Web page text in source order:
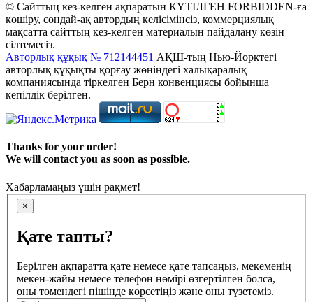
© Сайттың кез-келген ақпаратын КҮТІЛГЕН FORBIDDEN-ға
көшіру, сондай-ақ автордың келісімінсіз, коммерциялық
мақсатта сайттың кез-келген материалын пайдалану көзін
сілтемесіз.
Авторлық құқық № 712144451 АҚШ-тың Нью-Йорктегі
авторлық құқықты қорғау жөніндегі халықаралық
компаниясында тіркелген Берн конвенциясы бойынша
кепілдік берілген.
Thanks for your order!
We will contact you as soon as possible.
Хабарламаңыз үшін рақмет!
×
Қате тапты?
Берілген ақпаратта қате немесе қате тапсаңыз, мекеменің
мекен-жайы немесе телефон нөмірі өзгертілген болса,
оны төмендегі пішінде көрсетіңіз және оны түзетеміз.